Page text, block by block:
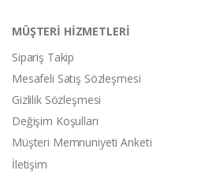
MÜŞTERİ HİZMETLERİ
Sipariş Takip
Mesafeli Satış Sözleşmesi
Gizlilik Sözleşmesi
Değişim Koşulları
Müşteri Memnuniyeti Anketi
İletişim